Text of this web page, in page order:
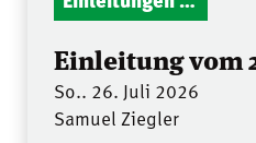
Einleitung vom
So.. 26. Juli 2026
Samuel Ziegler